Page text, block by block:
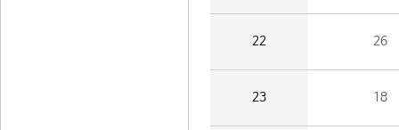
22 26
23 18